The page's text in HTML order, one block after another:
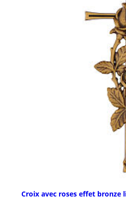
Croix avec roses effet